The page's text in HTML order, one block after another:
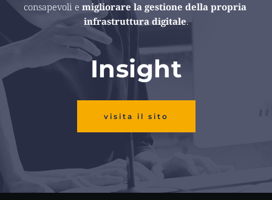
consapevoli e migliorare la gestione della propria
infrastruttura digitale.
Insight
visita il sito